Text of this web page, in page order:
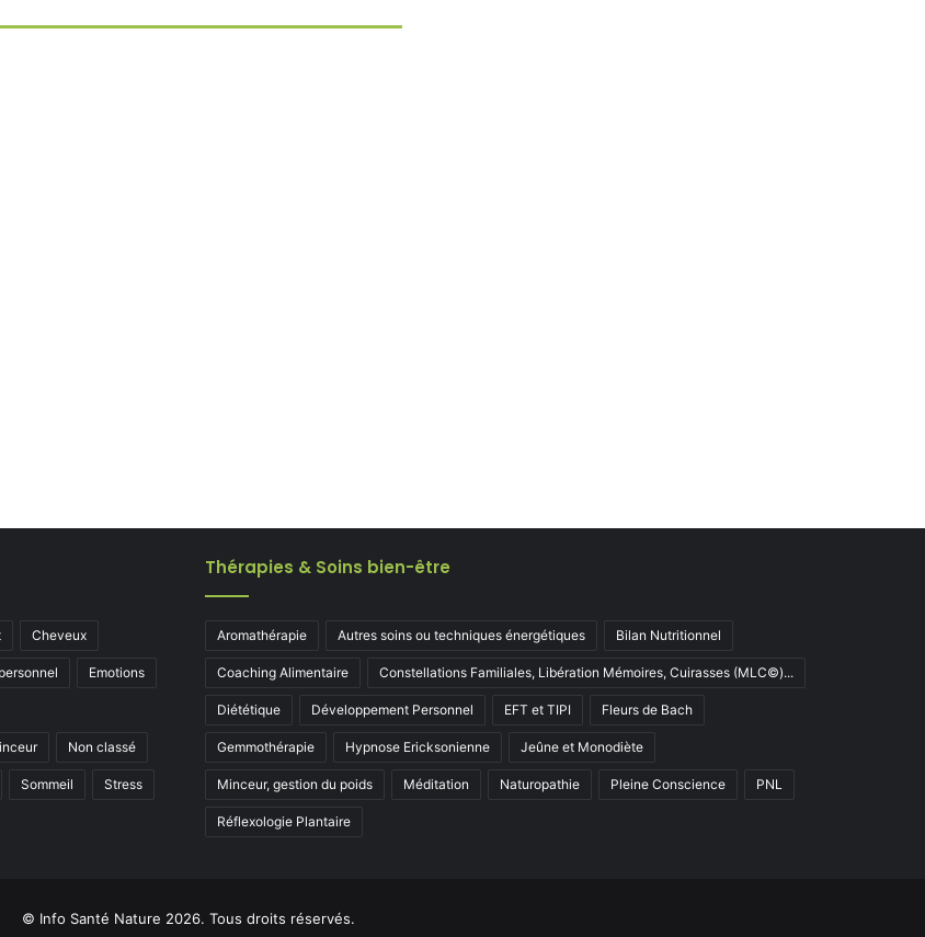
Cheveux
Emotions
Non classé
Sommeil Stress
Thérapies & Soins bien-être
Aromathérapie Autres soins ou techniques énergétiques Bilan Nutritionnel
Coaching Alimentaire Constellations Familiales, Libération Mémoires, Cuirasses (MLC©)...
Diététique Développement Personnel EFT et TIPI Fleurs de Bach
Gemmothérapie Hypnose Ericksonienne Jeûne et Monodiète
Minceur, gestion du poids Méditation Naturopathie Pleine Conscience PNL
Réflexologie Plantaire
© Info Santé Nature 2026. Tous droits réservés.